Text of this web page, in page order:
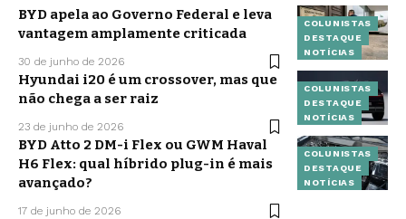
COLUNISTAS
DESTAQUE
NOTÍCIAS
BYD apela ao Governo Federal e leva
vantagem amplamente criticada
30 de junho de 2026
COLUNISTAS
DESTAQUE
NOTÍCIAS
Hyundai i20 é um crossover, mas que
não chega a ser raiz
23 de junho de 2026
COLUNISTAS
DESTAQUE
NOTÍCIAS
BYD Atto 2 DM-i Flex ou GWM Haval
H6 Flex: qual híbrido plug-in é mais
avançado?
17 de junho de 2026